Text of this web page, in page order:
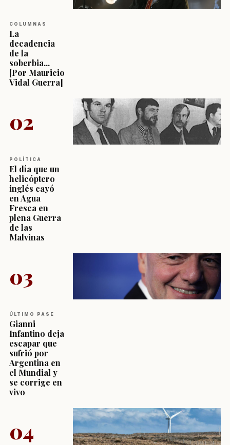
COLUMNAS
La
decadencia
de la
soberbia...
[Por Mauricio
Vidal Guerra]
02
POLÍTICA
El día que un
helicóptero
inglés cayó
en Agua
Fresca en
plena Guerra
de las
Malvinas
03
ÚLTIMO PASE
Gianni
Infantino deja
escapar que
sufrió por
Argentina en
el Mundial y
se corrige en
vivo
04